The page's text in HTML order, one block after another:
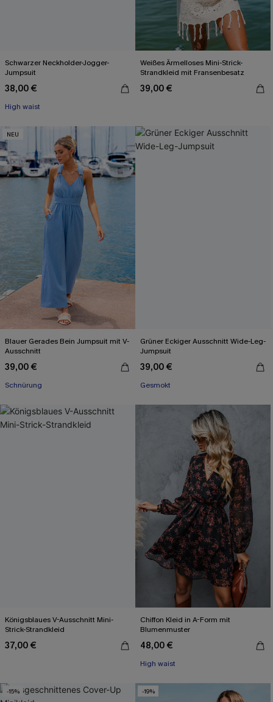
Schwarzer Neckholder-Jogger-
Jumpsuit
38,00 €
High waist
Weißes Ärmelloses Mini-Strick-
Strandkleid mit Fransenbesatz
39,00 €
NEU
Blauer Gerades Bein Jumpsuit mit V-
Ausschnitt
39,00 €
Schnürung
Grüner Eckiger Ausschnitt Wide-Leg-
Jumpsuit
39,00 €
Gesmokt
Königsblaues V-Ausschnitt Mini-
Strick-Strandkleid
37,00 €
Chiffon Kleid in A-Form mit
Blumenmuster
48,00 €
High waist
-15% -19%